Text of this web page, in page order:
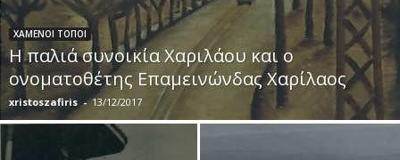
ΧΑΜΕΝΟΙ ΤΟΠΟΙ
Η παλιά συνοικία Χαριλάου και ο
ονοματοθέτης Επαμεινώνδας Χαρίλαος
xristoszafiris - 13/12/2017